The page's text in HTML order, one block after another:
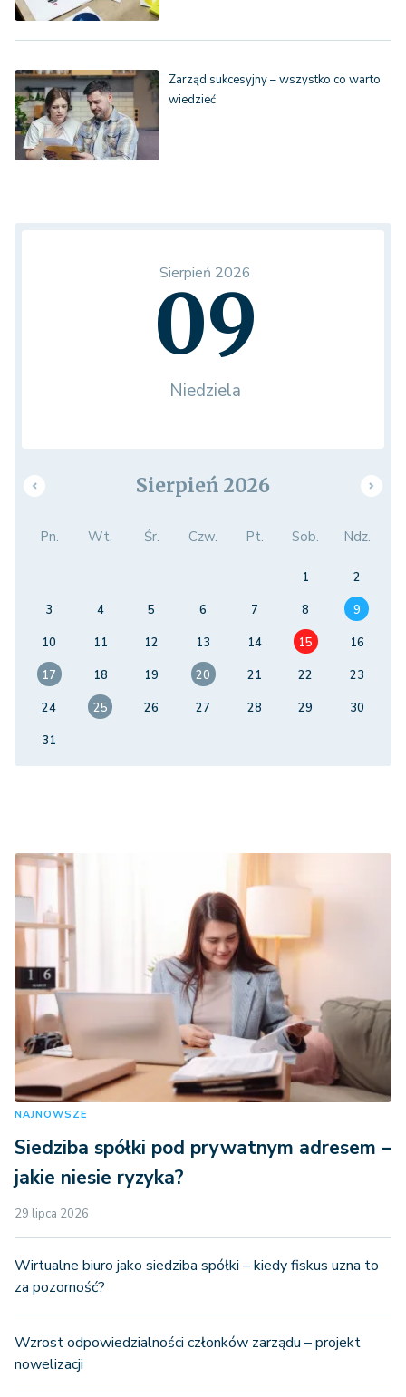
Zarząd sukcesyjny – wszystko co warto
wiedzieć
Sierpień 2026
09
Niedziela
Sierpień 2026
Pn. Wt. Śr. Czw. Pt. Sob. Ndz.
1
2
3
4 5 6 7 8
9
10
11 12 13 14 15
16
17
18 19 20 21 22
23
24
25 26 27 28 29
30
31
NAJNOWSZE
Siedziba spółki pod prywatnym adresem –
jakie niesie ryzyka?
29 lipca 2026
Wirtualne biuro jako siedziba spółki – kiedy fiskus uzna to
za pozorność?
Wzrost odpowiedzialności członków zarządu – projekt
nowelizacji